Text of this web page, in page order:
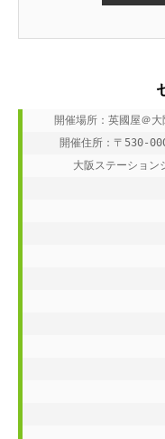
開催場所：英國屋＠大
開催住所：〒530-
大阪ステーション